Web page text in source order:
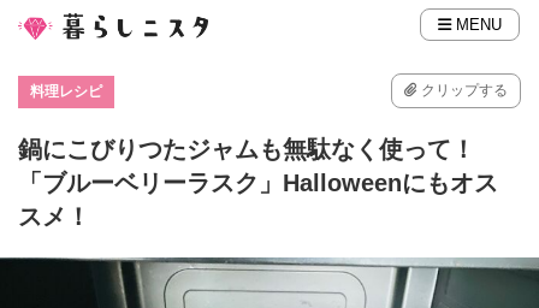
MENU
料理レシピ クリップする
鍋にこびりつたジャムも無駄なく使って！
「ブルーベリーラスク」Halloweenにもオス
スメ！